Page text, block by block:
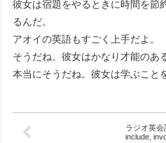
彼女は宿題をやるときに時間を節
るんだ。
アオイの英語もすごく上手だよ。
そうだね。彼女はかなり才能のあ
本当にそうだね。彼女は学ぶこと
ラジオ英
include,